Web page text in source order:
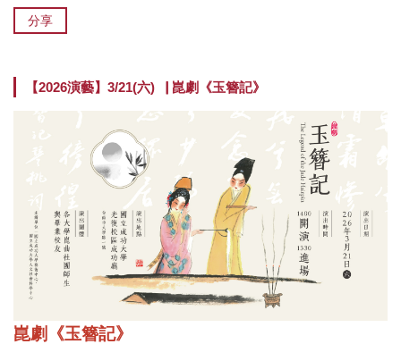
分享
【2026演藝】3/21(六)▕ 崑劇《玉簪記》
崑劇《玉簪記》